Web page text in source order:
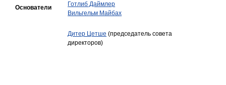
Основатели
Готлиб Даймлер
Вильгельм Майбах
Дитер Цетше (председатель совета
директоров)